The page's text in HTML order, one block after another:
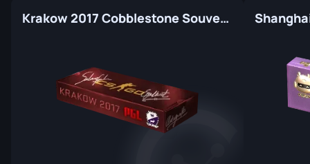
Krakow 2017 Cobblestone Souvenir Package